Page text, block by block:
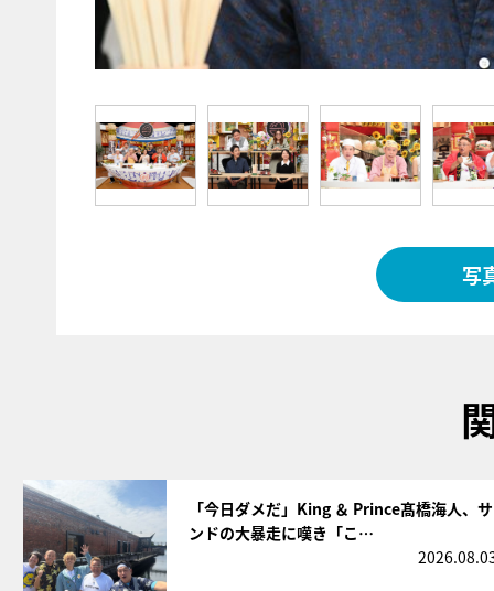
写
「今日ダメだ」King ＆ Prince髙橋海人、サ
ンドの大暴走に嘆き「こ…